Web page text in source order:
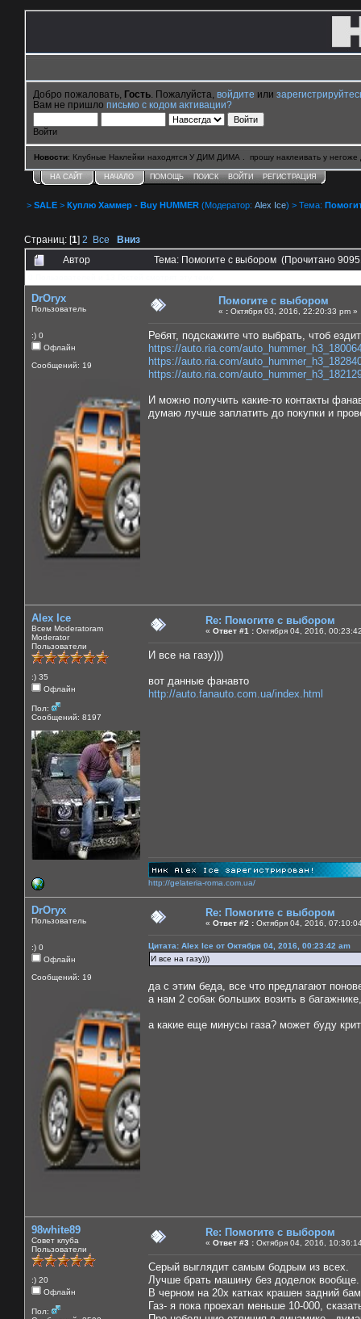
Добро пожаловать, Гость . Пожалуйста, войдите или
Вам не пришло письмо с кодом активации?
Войти
Новости: Клубные Наклейки находятся У ДИМ ДИМА . прошу наклеивать у негоже
НА САЙТ НАЧАЛО ПОМОЩЬ ПОИСК ВОЙТИ РЕГИСТРАЦИЯ
> SALE > Куплю Хаммер - Buy HUMMER (Модератор: Alex Ice) > Тема:
Страниц: [1] 2 Все
Вниз
Автор
Тема: Помогите с выбором (Прочитано
DrOryx
Пользователь
:) 0
Офлайн
Сообщений: 19
Помогите с выбором
« : Октября 03, 2016, 22:20:33 pm »
Ребят, подскажите что выбрать, чтоб
https://auto.ria.com/
https://auto.ria.com/
https://auto.ria.com/
И можно получить какие-то контакты
думаю лучше заплатить до покупки и
Alex Ice
Всем Moderatoram
Moderator
Пользователи
:) 35
Офлайн
Пол:
Сообщений: 8197
Re: Помогите с выбором
« Ответ #1 : Октября 04, 2016,
И все на газу)))
вот данные фанавто
http://auto.fanauto.com.ua/index.html
http://gelateria-roma.com.ua/
DrOryx
Пользователь
:) 0
Офлайн
Сообщений: 19
Re: Помогите с выбором
« Ответ #2 : Октября 04, 2016,
Цитата: Alex Ice от Октября 04, 2016, 00:23:42 am
И все на газу)))
да с этим беда, все что предлагают
а нам 2 собак больших возить в
а какие еще минусы газа? может буду
98white89
Совет клуба
Пользователи
:) 20
Офлайн
Пол:
Re: Помогите с выбором
« Ответ #3 : Октября 04, 2016,
Серый выглядит самым бодрым из всех.
Лучше брать машину без доделок вообще.
В черном на 20х катках крашен задний
Газ- я пока проехал меньше 10-000,